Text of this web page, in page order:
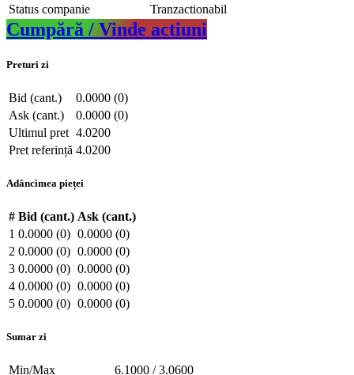
Status companie
Tranzactionabil
Cumpără / Vinde actiuni
Preturi zi
Bid (cant.)
0.0000 (0)
Ask (cant.)
0.0000 (0)
Ultimul pret 4.0200
Pret referință 4.0200
Adâncimea pieței
# Bid (cant.) Ask (cant.)
1 0.0000 (0) 0.0000 (0)
2 0.0000 (0) 0.0000 (0)
3 0.0000 (0) 0.0000 (0)
4 0.0000 (0) 0.0000 (0)
5 0.0000 (0) 0.0000 (0)
Sumar zi
Min/Max
6.1000 / 3.0600